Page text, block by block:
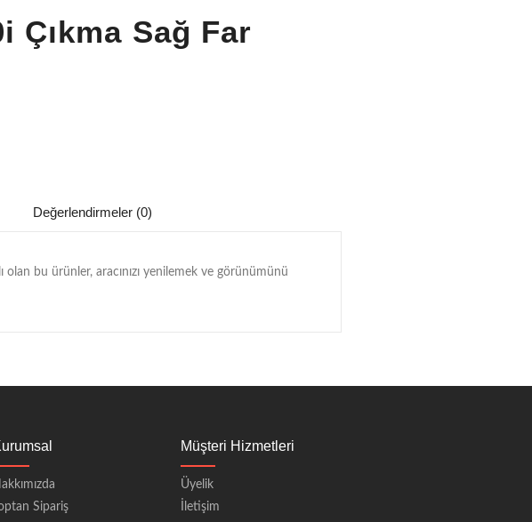
Çıkma Sağ Far
Değerlendirmeler (0)
bu ürünler, aracınızı yenilemek ve görünümünü
Sipariş
Müşteri Hizmetleri
Üyelik
İletişim